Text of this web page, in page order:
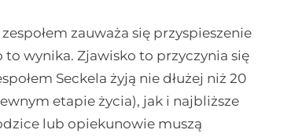
zauważa się przyspieszenie
wynika. Zjawisko to przyczynia się
Seckela żyją nie dłużej niż 20
etapie życia), jak i najbliższe
lub opiekunowie muszą